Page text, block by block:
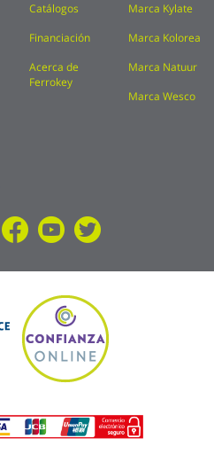
Catálogos
Financiación
Acerca de
Ferrokey
Marca Kylate
Marca Kolorea
Marca Natuur
Marca Wesco